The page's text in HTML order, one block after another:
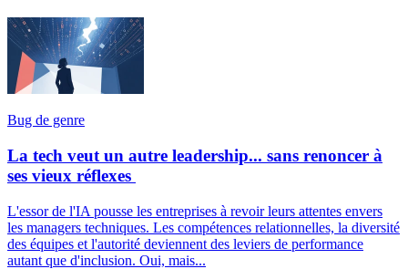
Bug de genre
La tech veut un autre leadership... sans renoncer à
ses vieux réflexes
L'essor de l'IA pousse les entreprises à revoir leurs attentes envers
les managers techniques. Les compétences relationnelles, la diversité
des équipes et l'autorité deviennent des leviers de performance
autant que d'inclusion. Oui, mais...